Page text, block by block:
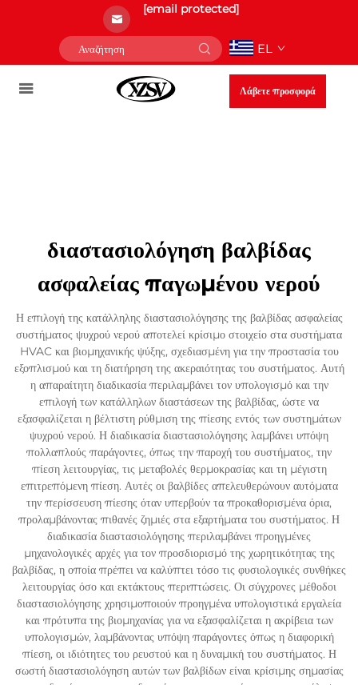
[email protected]
EL
Λάβετε προσφορά
διαστασιολόγηση βαλβίδας
ασφαλείας παγωμένου νερού
Η επιλογή της κατάλληλης διαστασιολόγησης της βαλβίδας ασφαλείας
συστήματος ψυχρού νερού αποτελεί κρίσιμο στοιχείο στα συστήματα
HVAC και βιομηχανικής ψύξης, σχεδιασμένη για την προστασία του
εξοπλισμού και τη διατήρηση της ακεραιότητας του συστήματος. Αυτή
η απαραίτητη διαδικασία περιλαμβάνει τον υπολογισμό και την
επιλογή των κατάλληλων διαστάσεων της βαλβίδας, ώστε να
εξασφαλίζεται η βέλτιστη ρύθμιση της πίεσης εντός των συστημάτων
ψυχρού νερού. Η διαδικασία διαστασιολόγησης λαμβάνει υπόψη
πολλαπλούς παράγοντες, όπως την παροχή του συστήματος, την
πίεση λειτουργίας, τις μεταβολές θερμοκρασίας και τη μέγιστη
επιτρεπόμενη πίεση. Αυτές οι βαλβίδες απελευθερώνουν αυτόματα
την περίσσευση πίεσης όταν υπερβούν τα προκαθορισμένα όρια,
προλαμβάνοντας πιθανές ζημιές στα εξαρτήματα του συστήματος. Η
διαδικασία διαστασιολόγησης περιλαμβάνει προηγμένες
μηχανολογικές αρχές για τον προσδιορισμό της χωρητικότητας της
βαλβίδας, η οποία πρέπει να καλύπτει τόσο τις φυσιολογικές συνθήκες
λειτουργίας όσο και εκτάκτους περιπτώσεις. Οι σύγχρονες μέθοδοι
διαστασιολόγησης χρησιμοποιούν προηγμένα υπολογιστικά εργαλεία
και πρότυπα της βιομηχανίας για να εξασφαλίζεται η ακρίβεια των
υπολογισμών, λαμβάνοντας υπόψη παράγοντες όπως η διαφορική
πίεση, οι ιδιότητες του ρευστού και η δυναμική του συστήματος. Η
σωστή διαστασιολόγηση αυτών των βαλβίδων είναι κρίσιμης σημασίας